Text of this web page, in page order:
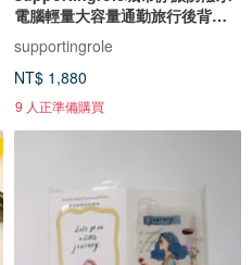
電腦輕量大容量通勤旅行後背包
supportingrole
NT$ 1,880
9 人正準備購買